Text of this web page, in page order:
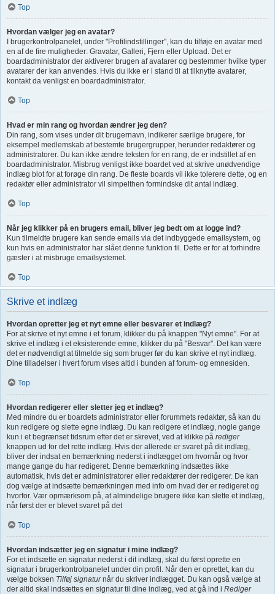
Top
Hvordan vælger jeg en avatar?
I brugerkontrolpanelet, under "Profilindstillinger", kan du tilføje en avatar med
en af de fire muligheder: Gravatar, Galleri, Fjern eller Upload. Det er
boardadministrator der aktiverer brugen af avatarer og bestemmer hvilke typer
avatarer der kan anvendes. Hvis du ikke er i stand til at tilknytte avatarer,
kontakt da venligst en boardadministrator.
Top
Hvad er min rang og hvordan ændrer jeg den?
Din rang, som vises under dit brugernavn, indikerer særlige brugere, for
eksempel medlemskab af bestemte brugergrupper, herunder redaktører og
administratorer. Du kan ikke ændre teksten for en rang, de er indstillet af en
boardadministrator. Misbrug venligst ikke boardet ved at skrive unødvendige
indlæg blot for at forøge din rang. De fleste boards vil ikke tolerere dette, og en
redaktør eller administrator vil simpelthen formindske dit antal indlæg.
Top
Når jeg klikker på en brugers email, bliver jeg bedt om at logge ind?
Kun tilmeldte brugere kan sende emails via det indbyggede emailsystem, og
kun hvis en administrator har slået denne funktion til. Dette er for at forhindre
gæster i at misbruge emailsystemet.
Top
Skrive et indlæg
Hvordan opretter jeg et nyt emne eller besvarer et indlæg?
For at skrive et nyt emne i et forum, klikker du på knappen "Nyt emne". For at
skrive et indlæg i et eksisterende emne, klikker du på "Besvar". Det kan være
det er nødvendigt at tilmelde sig som bruger før du kan skrive et nyt indlæg.
Dine tilladelser i hvert forum vises altid i bunden af forum- og emnesiden.
Top
Hvordan redigerer eller sletter jeg et indlæg?
Med mindre du er boardets administrator eller forummets redaktør, så kan du
kun redigere og slette egne indlæg. Du kan redigere et indlæg, nogle gange
kun i et begrænset tidsrum efter det er skrevet, ved at klikke på rediger
knappen ud for det rette indlæg. Hvis der allerede er svaret på dit indlæg,
bliver der indsat en bemærkning nederst i indlægget om hvornår og hvor
mange gange du har redigeret. Denne bemærkning indsættes ikke
automatisk, hvis det er administratorer eller redaktører der redigerer. De kan
dog vælge at indsætte bemærkningen med info om hvad der er redigeret og
hvorfor. Vær opmærksom på, at almindelige brugere ikke kan slette et indlæg,
når først der er blevet svaret på det
Top
Hvordan indsætter jeg en signatur i mine indlæg?
For et indsætte en signatur nederst i dit indlæg, skal du først oprette en
signatur i brugerkontrolpanelet under din profil. Når den er oprettet, kan du
vælge boksen Tilføj signaturnår du skriver indlægget. Du kan også vælge at
der altid skal indsættes en signatur til dine indlæg, ved at gå ind i Rediger